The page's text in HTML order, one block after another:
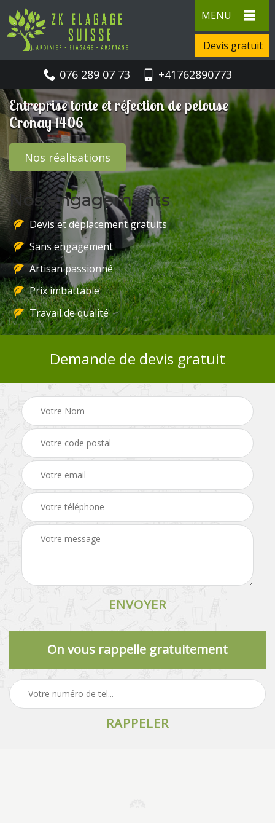
MENU
Devis gratuit
076 289 07 73 +41762890773
Entreprise tonte et réfection de pelouse
Cronay 1406
Nos réalisations
Nos engagements
Devis et déplacement gratuits
Sans engagement
Artisan passionné
Prix imbattable
Travail de qualité
Demande de devis gratuit
On vous rappelle gratuitement